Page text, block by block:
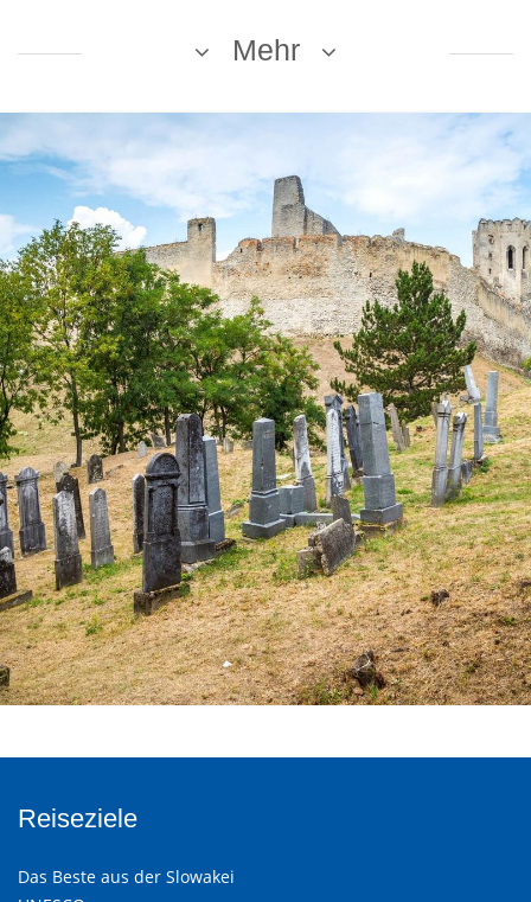
Mehr
Reiseziele
Das Beste aus der Slowakei